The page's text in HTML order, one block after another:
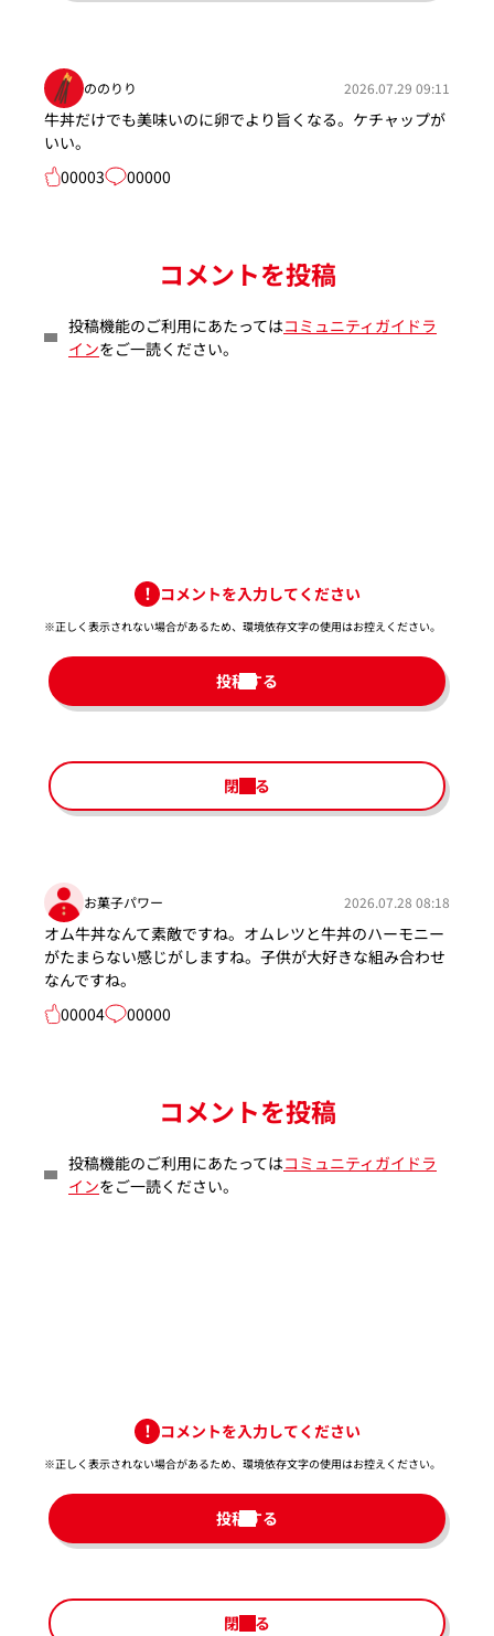
ののりり 2026.07.29 09:11
牛丼だけでも美味いのに卵でより旨くなる。ケチャップが
いい。
00003
00000
コメントを投稿
投稿機能のご利用にあたってはコミュニティガイドラ
インをご一読ください。
コメントを入力してください
※正しく表示されない場合があるため、環境依存文字の使用はお控えください。​
投稿する
閉じる
お菓子パワー 2026.07.28 08:18
オム牛丼なんて素敵ですね。オムレツと牛丼のハーモニー
がたまらない感じがしますね。子供が大好きな組み合わせ
なんですね。
00004
00000
コメントを投稿
投稿機能のご利用にあたってはコミュニティガイドラ
インをご一読ください。
コメントを入力してください
※正しく表示されない場合があるため、環境依存文字の使用はお控えください。​
投稿する
閉じる